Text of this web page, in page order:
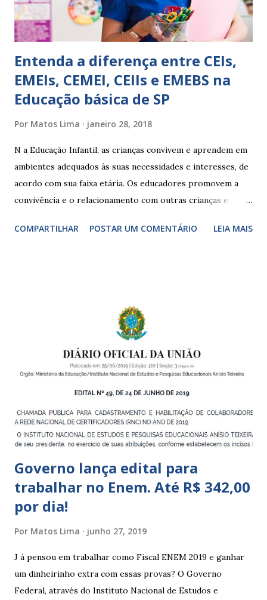
ambiente...
Entenda a diferença entre CEIs,
EMEIs, CEMEI, CEIIs e EMEBS na
Educação básica de SP
Por Matos Lima janeiro 28, 2018
N a Educação Infantil, as crianças convivem e aprendem em
ambientes adequados às suas necessidades e interesses, de
acordo com sua faixa etária. Os educadores promovem a
convivência e o relacionamento com outras crianças e
garantir o direito das crianças a uma educação integral e de
crianças de zero a 3 anos e 11 meses; – EMEIs - Escolas
Municipais de Educação Infantil, que atendem crianças de 4
a 5 anos e 11 meses; – CEMEI - Centro Municipal de
Educação Infantil, que recebe crianças de zero a 5 anos e 11
Indígena, e trabalham com cri...
COMPARTILHAR POSTAR UM COMENTÁRIO LEIA MAIS
Governo lança edital para
trabalhar no Enem. Até R$ 342,00
por dia!
Por Matos Lima junho 27, 2019
J á pensou em trabalhar como Fiscal ENEM 2019 e ganhar
um dinheirinho extra com essas provas? O Governo
Federal, através do Instituto Nacional de Estudos e